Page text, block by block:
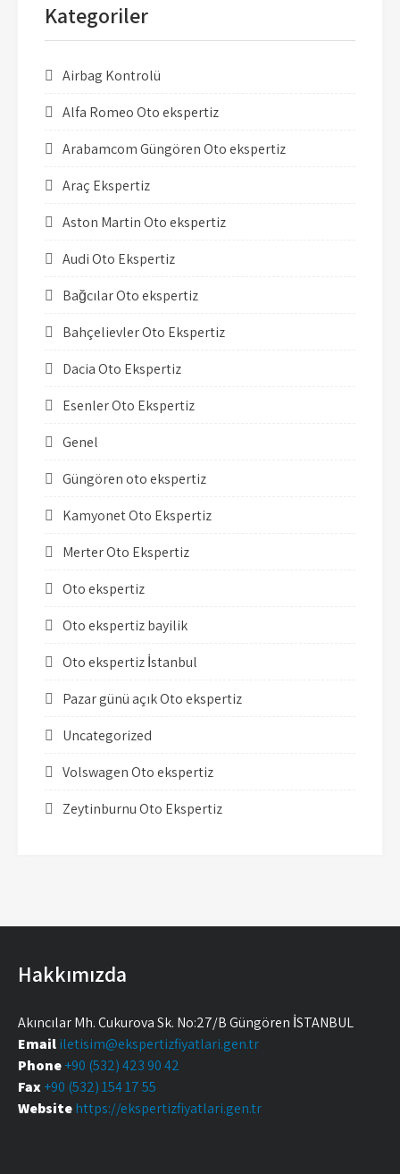
Kategoriler
Airbag Kontrolü
Alfa Romeo Oto ekspertiz
Arabamcom Güngören Oto ekspertiz
Araç Ekspertiz
Aston Martin Oto ekspertiz
Audi Oto Ekspertiz
Bağcılar Oto ekspertiz
Bahçelievler Oto Ekspertiz
Dacia Oto Ekspertiz
Esenler Oto Ekspertiz
Genel
Güngören oto ekspertiz
Kamyonet Oto Ekspertiz
Merter Oto Ekspertiz
Oto ekspertiz
Oto ekspertiz bayilik
Oto ekspertiz İstanbul
Pazar günü açık Oto ekspertiz
Uncategorized
Volswagen Oto ekspertiz
Zeytinburnu Oto Ekspertiz
Hakkımızda
Akıncılar Mh. Çukurova Sk. No:27/B Güngören İSTANBUL
Emaililetisim@ekspertizfiyatlari.gen.tr
Phone+90 (532) 423 90 42
Fax+90 (532) 154 17 55
Websitehttps://ekspertizfiyatlari.gen.tr